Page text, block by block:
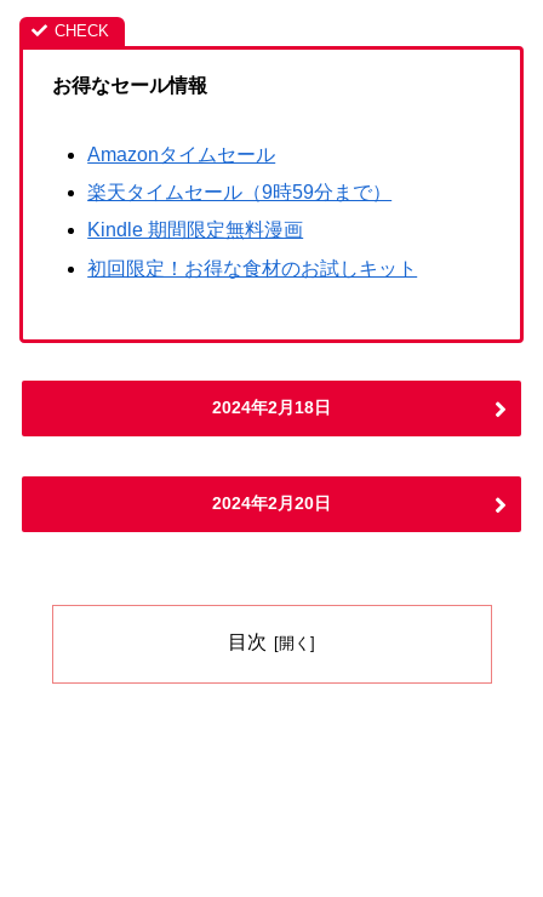
お得なセール情報
Amazonタイムセール
楽天タイムセール（9時59分まで）
Kindle 期間限定無料漫画
初回限定！お得な食材のお試しキット
2024年2月18日
2024年2月20日
目次